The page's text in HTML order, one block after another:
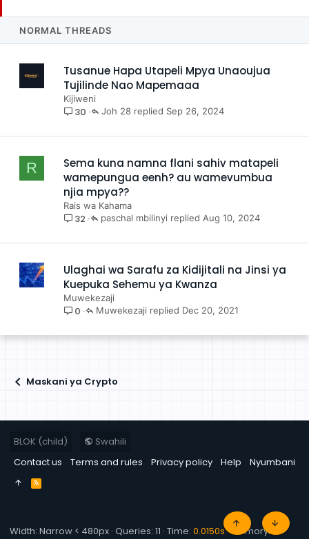
d
J
u
NORMAL THREADS
Tusanue Hapa Utapeli Mpya Unaoujua
Tujilinde Nao Mapemaaa
Kijiweni
30 Sep 26, 2024
Joh 28
R
Sema kuna namna flani sahiv matapeli
wamepungua eenh? au wamevumbua
njia mpya??
Rais wa Kahama
32 Aug 10, 2024
paschal mbilinyi
Ulaghai wa Sarafu za Kidijitali na Jinsi ya
Kuepuka Sehemu ya Kwanza
Muwekezaji
0 Dec 20, 2021
Muwekezaji
Maskani ya Crypto
BLOK (child)
Swahili
Contact us
Terms and rules Privacy policy Help Nyumbani
R
S
Width Queries 11 Time 0.0150s Memory
TOP